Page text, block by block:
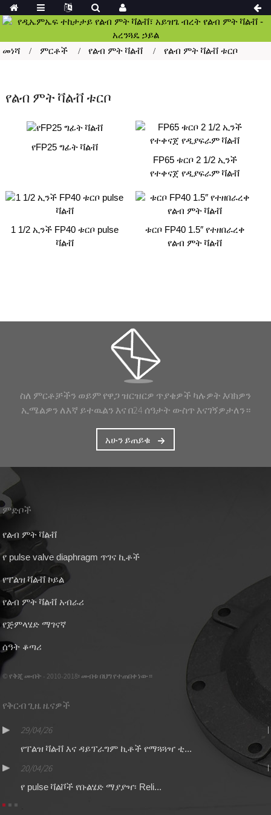
መነሻ ምርቶች የልብ ምት ቫልቭ የልብ ምት ቫልቭ ቱርቦ
የልብ ምት ቫልቭ ቱርቦ
የFP25 ግፊት ቫልቭ
FP65 ቱርቦ 2 1/2 ኢንች
የተቀናጀ የዲያፍራም ቫልቭ
1 1/2 ኢንች FP40 ቱርቦ pulse
ቫልቭ
ቱርቦ FP40 1.5″ የተዘበራረቀ
የልብ ምት ቫልቭ
ስለ ምርቶቻችን ወይም የዋጋ ዝርዝርዎ ጥያቄዎች ካሉዎት እባክዎን
ኢሜልዎን ለእኛ ይተዉልን እና በ24 ሰዓታት ውስጥ እናገኝዎታለን።
አሁን ይጠይቁ
ምድቦች
የልብ ምት ቫልቭ
የ pulse valve diaphragm ጥገና ኪቶች
የፐልዝ ቫልቭ ኮይል
የልብ ምት ቫልቭ አብራሪ
የጅምላሄድ ማገናኛ
ሰዓት ቆጣሪ
© የቅጂ መብት - 2010-2018፡ መብቱ በህግ የተጠበቀ ነው።
የቅርብ ጊዜ ዜናዎች
29/04/26
የፐልዝ ቫልቭ እና ዳይፕራግም ኪቶች የማጓጓዣ ቲ...
20/04/26
የ pulse ቫልቮች የቡልሄድ ማያያዣ፡ Reli...